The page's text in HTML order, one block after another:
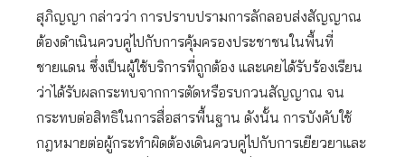
สุภิญญา กล่าวว่า การปราบปรามการลักลอบส่งสัญญาณ
ต้องดำเนินควบคู่ไปกับการคุ้มครองประชาชนในพื้นที่
ชายแดน ซึ่งเป็นผู้ใช้บริการที่ถูกต้อง และเคยได้รับร้องเรียน
ว่าได้รับผลกระทบจากการตัดหรือรบกวนสัญญาณ จน
กระทบต่อสิทธิในการสื่อสารพื้นฐาน ดังนั้น การบังคับใช้
กฎหมายต่อผู้กระทำผิดต้องเดินควบคู่ไปกับการเยียวยาและ